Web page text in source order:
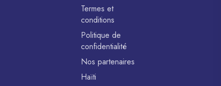
Termes et
conditions
Politique de
confidentialité
Nos partenaires
Haïti